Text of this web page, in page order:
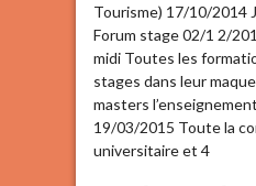
Tourisme) 17/10/2014
Forum stage 02/1 2/
midi Toutes les
stages dans leur
masters
19/03/2015 Toute la
universitaire et 4